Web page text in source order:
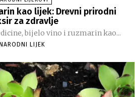
kao lijek: Drevni prirodni
za zdravlje
bijelo vino i ruzmarin kao...
LIJEK